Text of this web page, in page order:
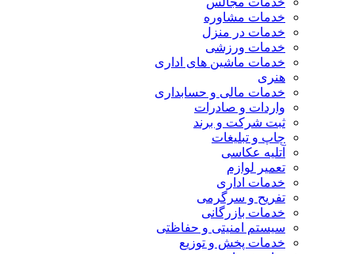
خدمات مشاوره
خدمات در منزل
خدمات ورزشی
خدمات ماشین های اداری
هنری
خدمات مالی و حسابداری
واردات و صادرات
ثبت شرکت و برند
چاپ و تبلیغات
آتلیه عکاسی
تعمیر لوازم
خدمات اداری
تفریح و سرگرمی
خدمات بازرگانی
سیستم امنیتی و حفاظتی
خدمات پخش و توزیع